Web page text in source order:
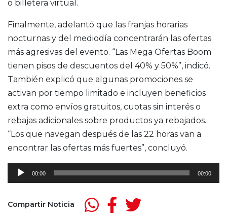
o billetera virtual.
Finalmente, adelantó que las franjas horarias
nocturnas y del mediodía concentrarán las ofertas
más agresivas del evento. “Las Mega Ofertas Boom
tienen pisos de descuentos del 40% y 50%”, indicó.
También explicó que algunas promociones se
activan por tiempo limitado e incluyen beneficios
extra como envíos gratuitos, cuotas sin interés o
rebajas adicionales sobre productos ya rebajados.
“Los que navegan después de las 22 horas van a
encontrar las ofertas más fuertes”, concluyó.
Reproductor
de
00:00 00:00
Compartir Noticia